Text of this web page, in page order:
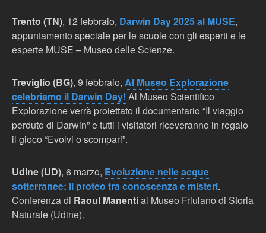
Trento (TN), 12 febbraio, Darwin Day 2025 al MUSE,
appuntamento speciale per le scuole con gli esperti e le
esperte MUSE – Museo delle Scienze.
Treviglio (BG), 9 febbraio, Al Museo Explorazione
celebriamo il Darwin Day! Al Museo Scientifico
Explorazione verrà proiettato il documentario “Il viaggio
perduto di Darwin” e tutti i visitatori riceveranno in regalo
il gioco “Evolvi o scompari”.
Udine (UD), 6 marzo, Evoluzione nelle acque
sotterranee: il proteo tra conoscenza e misteri.
Conferenza di Raoul Manential Museo Friulano di Storia
Naturale (Udine).